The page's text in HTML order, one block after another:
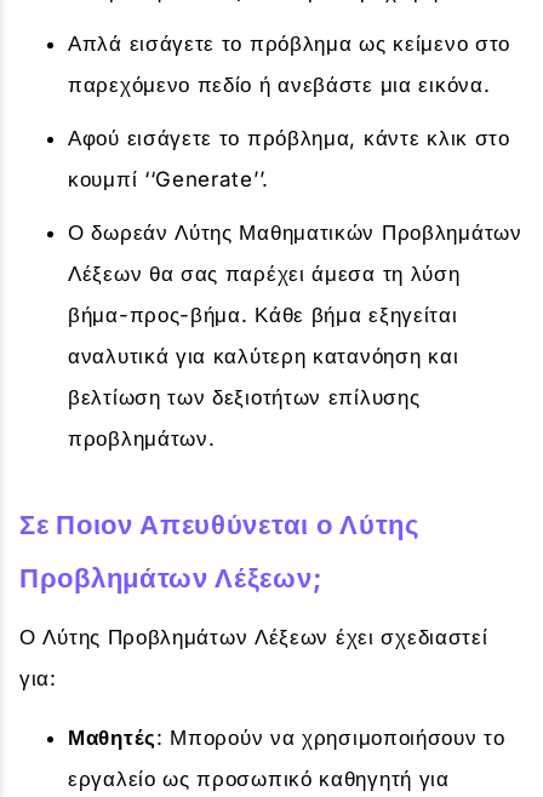
Απλά εισάγετε το πρόβλημα ως κείμενο στο
παρεχόμενο πεδίο ή ανεβάστε μια εικόνα.
Αφού εισάγετε το πρόβλημα, κάντε κλικ στο
κουμπί ‘‘Generate’’.
Ο δωρεάν Λύτης Μαθηματικών Προβλημάτων
Λέξεων θα σας παρέχει άμεσα τη λύση
βήμα-προς-βήμα. Κάθε βήμα εξηγείται
αναλυτικά για καλύτερη κατανόηση και
βελτίωση των δεξιοτήτων επίλυσης
προβλημάτων.
Σε Ποιον Απευθύνεται ο Λύτης
Προβλημάτων Λέξεων;
Ο Λύτης Προβλημάτων Λέξεων έχει σχεδιαστεί
για:
Μαθητές: Μπορούν να χρησιμοποιήσουν το
εργαλείο ως προσωπικό καθηγητή για